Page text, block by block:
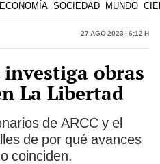
ECONOMÍA SOCIEDAD MUNDO
27 Ago 2023 | 6:12 h
investiga obras
La Libertad
de ARCC y el
de por qué avances
coinciden.